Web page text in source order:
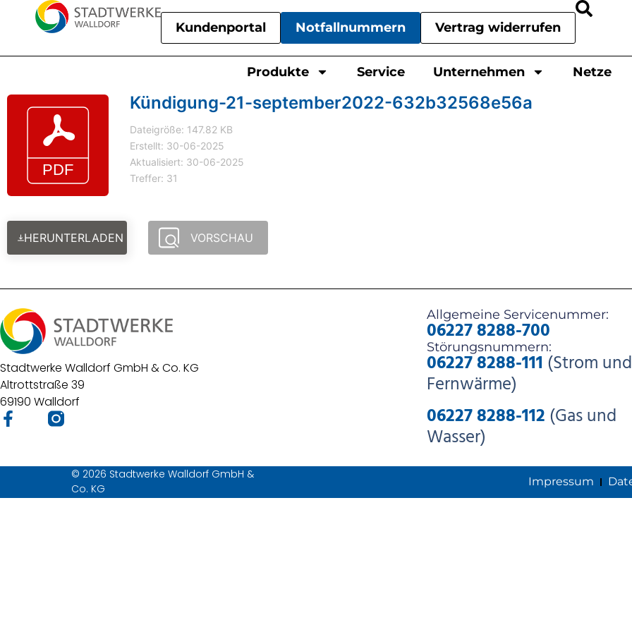
Kundenportal Notfallnummern Vertrag widerrufen
Produkte Service Unternehmen Netze
Kündigung-21-september2022-632b32568e56a
Dateigröße: 147.82 KB
Erstellt: 30-06-2025
Aktualisiert: 30-06-2025
Treffer: 31
HERUNTERLADEN VORSCHAU
Stadtwerke Walldorf GmbH & Co. KG
Altrottstraße 39
69190 Walldorf
Allgemeine Servicenummer:
06227 8288-700
Störungsnummern:
06227 8288-111 (Strom und
Fernwärme)
06227 8288-112 (Gas und
Wasser)
© 2026 Stadtwerke Walldorf GmbH &
Co. KG
Impressum